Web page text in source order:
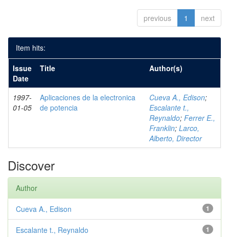
previous 1 next
Item hits:
Issue
Date
Title Author(s)
1997-
01-05
Aplicaciones de la electronica
de potencia
Cueva A., Edison;
Escalante t.,
Reynaldo; Ferrer E.,
Franklin; Larco,
Alberto, Director
Discover
Author
1
Cueva A., Edison
1
Escalante t., Reynaldo